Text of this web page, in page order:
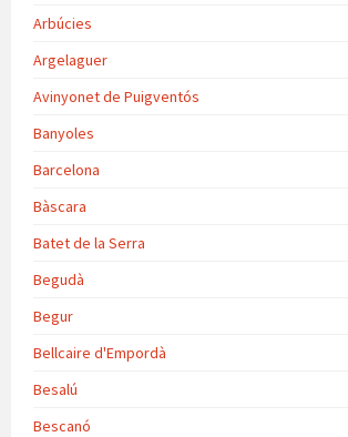
Arbúcies
Argelaguer
Avinyonet de Puigventós
Banyoles
Barcelona
Bàscara
Batet de la Serra
Begudà
Begur
Bellcaire d'Empordà
Besalú
Bescanó